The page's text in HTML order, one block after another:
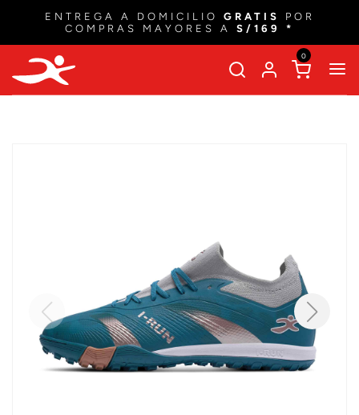
ENTREGA A DOMICILIO GRATIS
POR
COMPRAS MAYORES A S/169 *
0